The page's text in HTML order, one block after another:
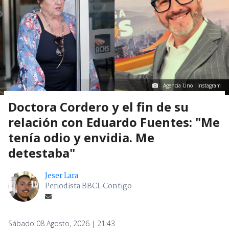
Agencia Uno I Instagram
Doctora Cordero y el fin de su
relación con Eduardo Fuentes: "Me
tenía odio y envidia. Me
detestaba"
Jeser Lara
Periodista BBCL Contigo
Sábado 08 Agosto, 2026 | 21:43